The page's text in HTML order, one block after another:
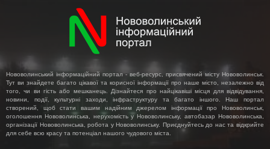
Нововолинський інформаційний портал - веб-ресурс, присвячений місту Нововолинськ.
Тут ви знайдете багато цікавої та корисної інформації про наше місто, незалежно від
того, чи ви гість або мешканець. Дізнайтеся про найцікавіші місця для відвідування,
новини, події, культурні заходи, інфраструктуру та багато іншого. Наш портал
створений, щоб стати вашим надійним джерелом інформації про Нововолинськ,
оголошення Нововолинська, нерухомість у Нововолинську, автобазар Нововолинська,
організації Нововолинська, робота у Нововолинську. Приєднуйтесь до нас та відкрийте
для себе всю красу та потенціал нашого чудового міста.